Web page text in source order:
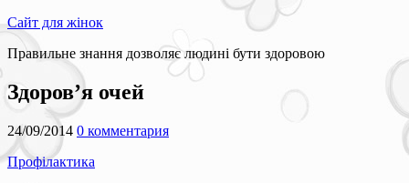
Сайт для жінок
Правильне знання дозволяє людині бути здоровою
Здоров’я очей
24/09/2014 0 комментария
Профілактика